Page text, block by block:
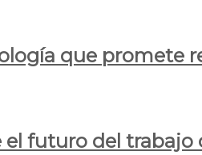
que promete
el futuro del trabajo